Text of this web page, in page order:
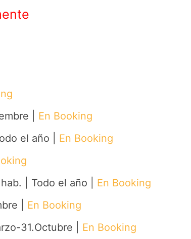
| En Booking
el año | En Booking
| Todo el año | En Booking
| En Booking
31.Octubre | En Booking